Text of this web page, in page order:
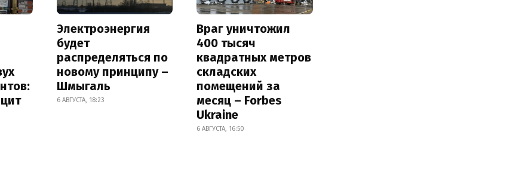
Электроэнергия
будет
распределяться по
новому принципу –
Шмыгаль
6 АВГУСТА, 18:23
Враг уничтожил
400 тысяч
квадратных метров
складских
помещений за
месяц – Forbes
Ukraine
6 АВГУСТА, 16:50